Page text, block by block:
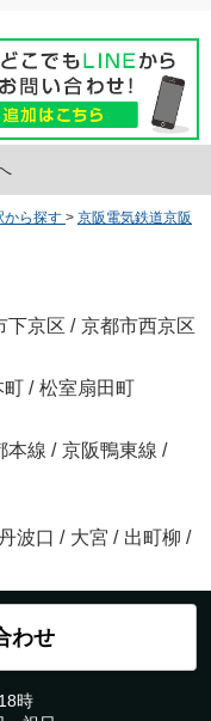
から探す > 京阪電気鉄道京阪
下京区 / 京都市西京区
町 / 松室扇田町
本線 / 京阪鴨東線 /
波口 / 大宮 / 出町柳 /
わせ
時